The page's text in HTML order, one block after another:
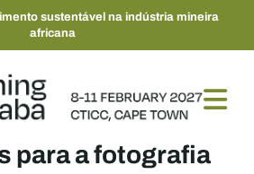
sustentável na indústria mineira
africana
para a fotografia